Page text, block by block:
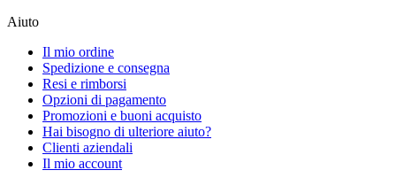
Aiuto
Il mio ordine
Spedizione e consegna
Resi e rimborsi
Opzioni di pagamento
Promozioni e buoni acquisto
Hai bisogno di ulteriore aiuto?
Clienti aziendali
Il mio account